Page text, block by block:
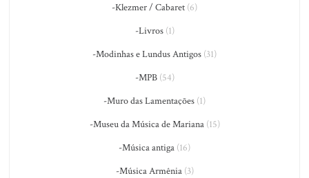
-Klezmer / Cabaret (6)
-Livros(1)
-Modinhas e Lundus Antigos (31)
-MPB(54)
-Muro das Lamentações (1)
-Museu da Música de Mariana(15)
-Música antiga (16)
-Música Armênia(3)